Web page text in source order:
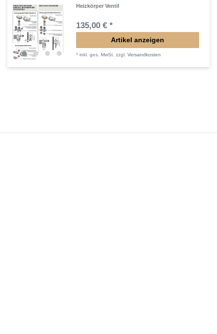
Heizkörper Ventil
135,00 € *
Artikel anzeigen
*inkl. ges. MwSt. zzgl.Versandkosten